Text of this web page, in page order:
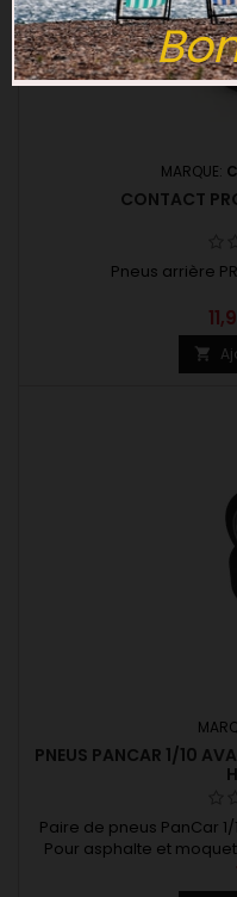
MARQUE:
CONTACT
Pneus arrière

PNEUS PANCAR 1/10
Paire de pneus PanCar
Pour asphalte et